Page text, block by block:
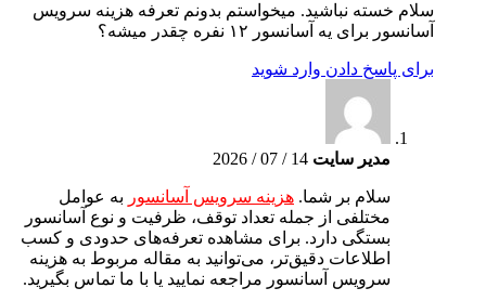
سلام خسته نباشید. میخواستم بدونم تعرفه هزینه سرویس
آسانسور برای یه آسانسور ۱۲ نفره چقدر میشه؟
برای پاسخ دادن وارد شوید
مدیر سایت 14 / 07 / 2026
سلام بر شما. هزینه سرویس آسانسور به عوامل
مختلفی از جمله تعداد توقف، ظرفیت و نوع آسانسور
بستگی دارد. برای مشاهده تعرفه‌های حدودی و کسب
اطلاعات دقیق‌تر، می‌توانید به مقاله مربوط به هزینه
سرویس آسانسور مراجعه نمایید یا با ما تماس بگیرید.